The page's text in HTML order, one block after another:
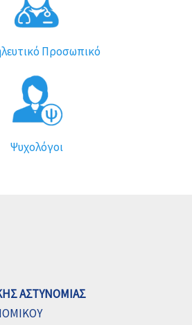
Προσωπικό
Ψυχολόγοι
ΑΣΤΥΝΟΜΙΑΣ